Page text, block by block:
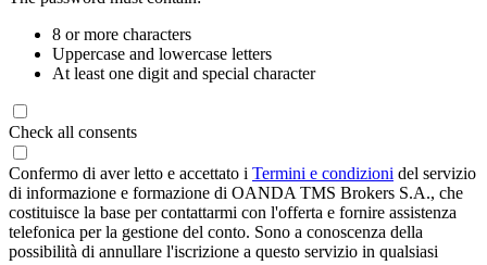
8 or more characters
Uppercase and lowercase letters
At least one digit and special character
Check all consents
Confermo di aver letto e accettato i Termini e condizioni del servizio
di informazione e formazione di OANDA TMS Brokers S.A., che
costituisce la base per contattarmi con l'offerta e fornire assistenza
telefonica per la gestione del conto. Sono a conoscenza della
possibilità di annullare l'iscrizione a questo servizio in qualsiasi